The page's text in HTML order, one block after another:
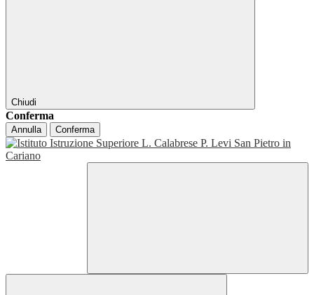
Chiudi
Conferma
Annulla Conferma